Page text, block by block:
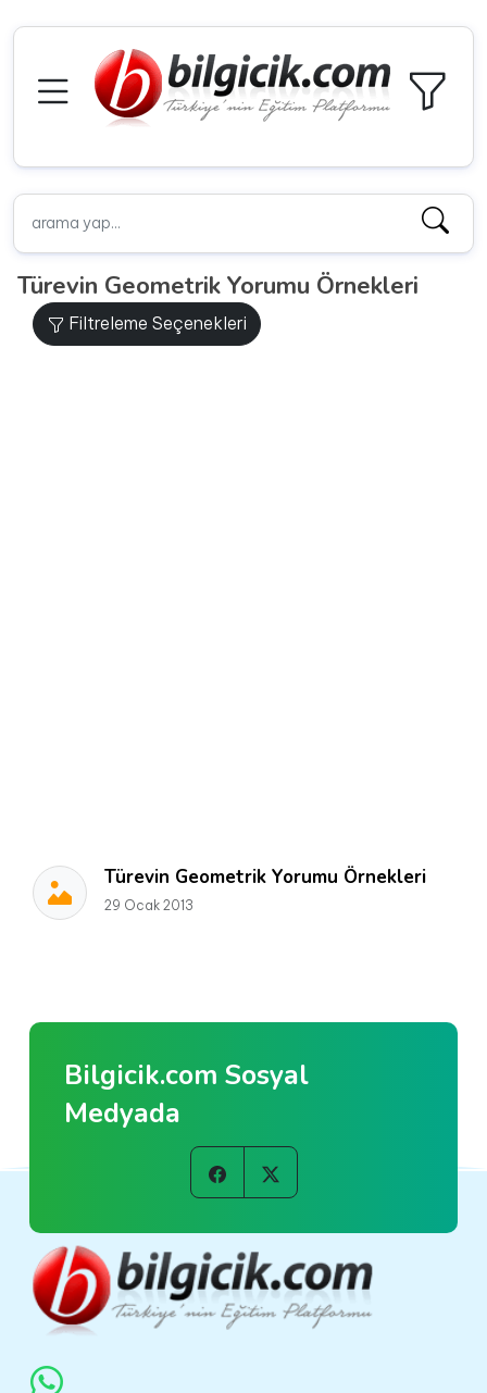
Türevin Geometrik Yorumu Örnekleri
Filtreleme Seçenekleri
Türevin Geometrik Yorumu Örnekleri
29 Ocak 2013
Bilgicik.com Sosyal
Medyada